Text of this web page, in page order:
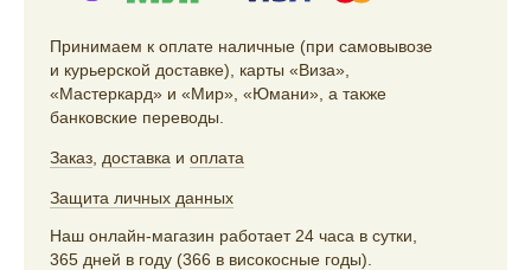
Принимаем к оплате наличные (при самовывозе
и курьерской доставке), карты «Виза»,
«Мастеркард» и «Мир», «Юмани», а также
банковские переводы.
Заказ доставка и оплата
Защита личных данных
Наш онлайн-магазин работает 24 часа в сутки,
365 дней в году (366 в високосные годы).